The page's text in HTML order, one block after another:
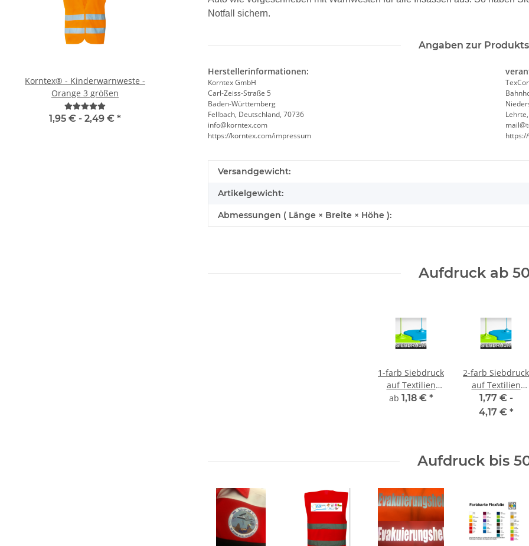
Notfall sichern.
Angaben zur
Herstellerinformationen:
Korntex GmbH
Carl-Zeiss-Straße 5
Baden-Württemberg
Fellbach, Deutschland, 70736
info@korntex.com
https://korntex.com/impressum
Versandgewicht:
Artikelgewicht:
Abmessungen ( Länge × Breite × Höhe ):
Aufdruck ab
1-farb Siebdruck
auf Textilien
inkl. Film und
ab 1,18 € *
2-farb Siebdruck
auf Textilien
inkl. Film und
Sieberstellung
1,77 € -
4,17 € *
Aufdruck bis
Korntex® - Kinderwarnweste -
Orange 3 größen
1,95 € - 2,49 € *
Hochwertige 2 in1
Brandschutzhelfer /
Evakuierungshelfer Warnweste
in 10 größen
4,90 € -10,70 €*
Korntex® -
1,95